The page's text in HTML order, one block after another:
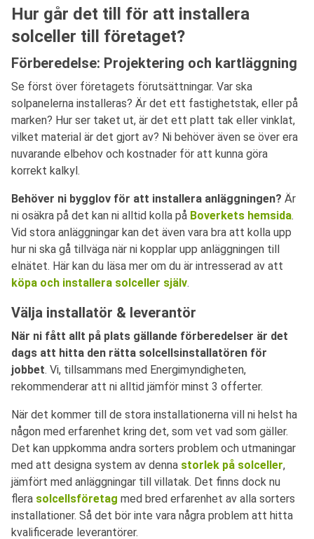
Hur går det till för att installera
solceller till företaget?
Förberedelse: Projektering och kartläggning
Se först över företagets förutsättningar. Var ska
solpanelerna installeras? Är det ett fastighetstak, eller på
marken? Hur ser taket ut, är det ett platt tak eller vinklat,
vilket material är det gjort av? Ni behöver även se över era
nuvarande elbehov och kostnader för att kunna göra
korrekt kalkyl.
Behöver ni bygglov för att installera anläggningen? Är
ni osäkra på det kan ni alltid kolla på Boverkets hemsida.
Vid stora anläggningar kan det även vara bra att kolla upp
hur ni ska gå tillväga när ni kopplar upp anläggningen till
elnätet. Här kan du läsa mer om du är intresserad av att
köpa och installera solceller själv.
Välja installatör & leverantör
När ni fått allt på plats gällande förberedelser är det
dags att hitta den rätta solcellsinstallatören för
jobbet. Vi, tillsammans med Energimyndigheten,
rekommenderar att ni alltid jämför minst 3 offerter.
När det kommer till de stora installationerna vill ni helst ha
någon med erfarenhet kring det, som vet vad som gäller.
Det kan uppkomma andra sorters problem och utmaningar
med att designa system av denna storlek på solceller,
jämfört med anläggningar till villatak. Det finns dock nu
flera solcellsföretag med bred erfarenhet av alla sorters
installationer. Så det bör inte vara några problem att hitta
kvalificerade leverantörer.